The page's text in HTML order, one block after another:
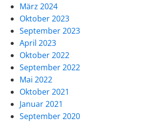
März 2024
Oktober 2023
September 2023
April 2023
Oktober 2022
September 2022
Mai 2022
Oktober 2021
Januar 2021
September 2020